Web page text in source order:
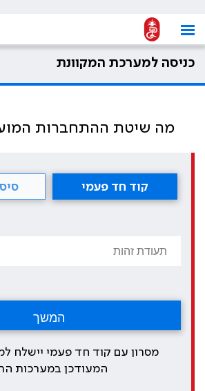
כניסה למערכת המקוונת
מה שיטת ההתחברות
קוד חד פעמי
מסרון עם קוד חד פעמי יישלח
המעודכן במערכות